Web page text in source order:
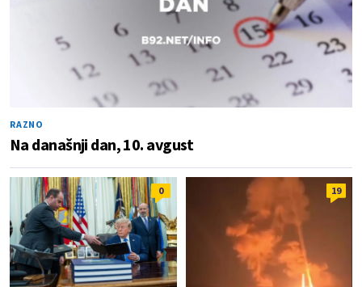
RAZNO
Na današnji dan, 10. avgust
0 19